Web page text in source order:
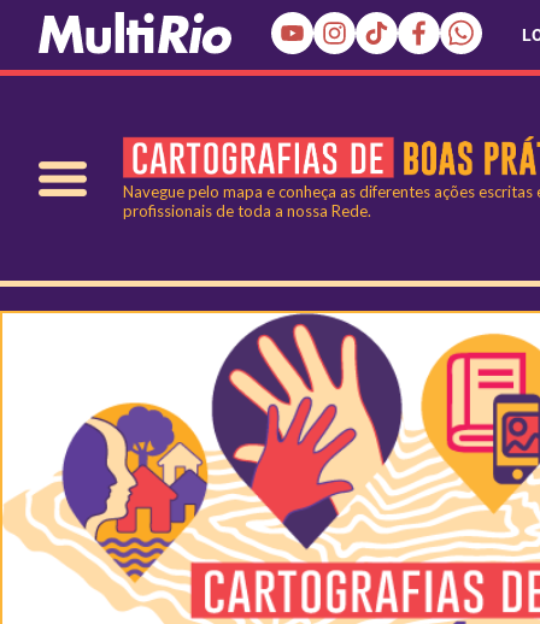
Navegue pelo mapa e conheça as diferentes ações
profissionais de toda a nossa Rede.